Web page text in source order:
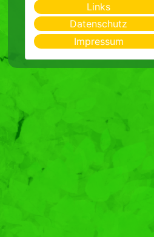
Links
Datenschutz
Impressum